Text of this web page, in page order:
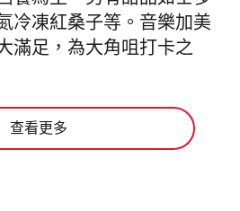
冷凍紅桑子等。音樂加美
滿足， 為大角咀打卡之
查看更多